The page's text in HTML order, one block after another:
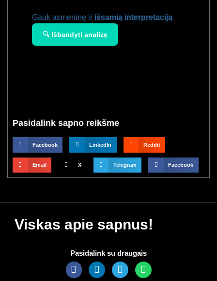
Gauk asmeninę ir išsamią interpretaciją
🔍 Išbandyti analizę
Pasidalink sapno reikšme
Facebook LinkedIn Reddit
Email X Telegram Facebook
Viskas apie sapnus!
Pasidalink su draugais